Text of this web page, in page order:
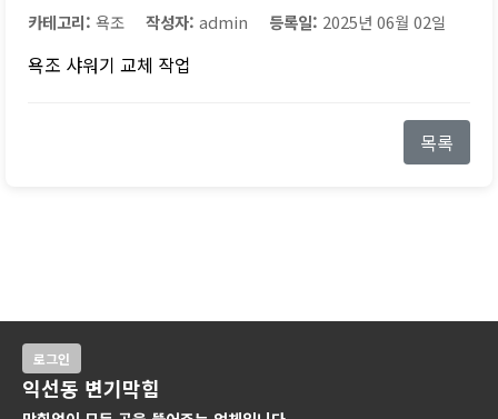
카테고리: 욕조 작성자: admin 등록일: 2025년 06월 02일
욕조 샤워기 교체 작업
목록
로그인
익선동 변기막힘